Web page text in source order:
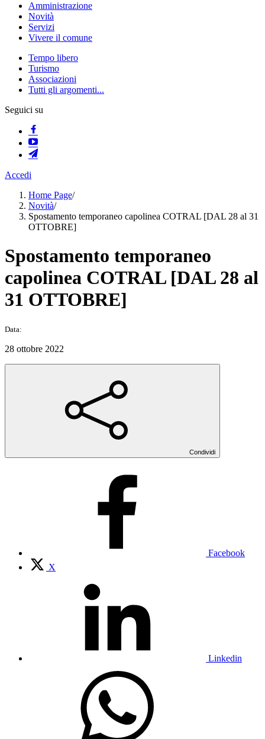
Amministrazione
Novità
Servizi
Vivere il comune
Tempo libero
Turismo
Associazioni
Tutti gli argomenti...
Seguici su
Accedi
Home Page/
Novità/
Spostamento temporaneo capolinea COTRAL [DAL 28 al 31
OTTOBRE]
Spostamento temporaneo
capolinea COTRAL [DAL 28 al
31 OTTOBRE]
Data:
28 ottobre 2022
Condividi
Facebook
X
Linkedin